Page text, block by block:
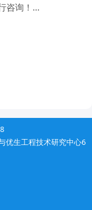
咨询！...
优生工程技术研究中心6